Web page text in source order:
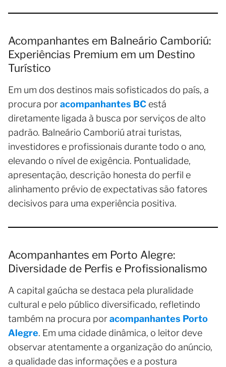
Acompanhantes em Balneário Camboriú:
Experiências Premium em um Destino
Turístico
Em um dos destinos mais sofisticados do país, a
procura poracompanhantes BC está
diretamente ligada à busca por serviços de alto
padrão. Balneário Camboriú atrai turistas,
investidores e profissionais durante todo o ano,
elevando o nível de exigência. Pontualidade,
apresentação, descrição honesta do perfil e
alinhamento prévio de expectativas são fatores
decisivos para uma experiência positiva.
Acompanhantes em Porto Alegre:
Diversidade de Perfis e Profissionalismo
A capital gaúcha se destaca pela pluralidade
cultural e pelo público diversificado, refletindo
também na procura poracompanhantes Porto
Alegre. Em uma cidade dinâmica, o leitor deve
observar atentamente a organização do anúncio,
a qualidade das informações e a postura